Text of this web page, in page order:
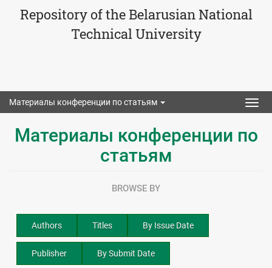
Repository of the Belarusian National
Technical University
Материалы конференции по статьям
Материалы конференции по
статьям
BROWSE BY
Authors Titles By Issue Date
Publisher By Submit Date